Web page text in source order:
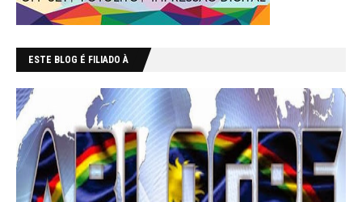
ESTE BLOG É FILIADO À